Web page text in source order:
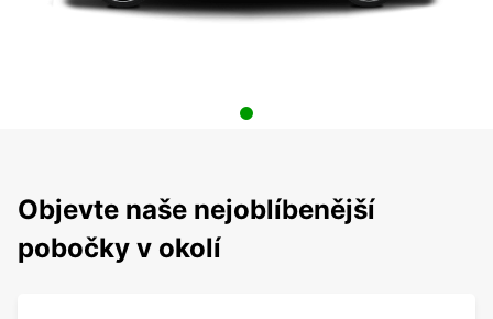
Objevte naše nejoblíbenější
pobočky v okolí